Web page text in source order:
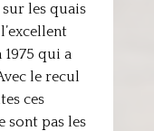
les quais
qui a
le recul
ces
sont pas les